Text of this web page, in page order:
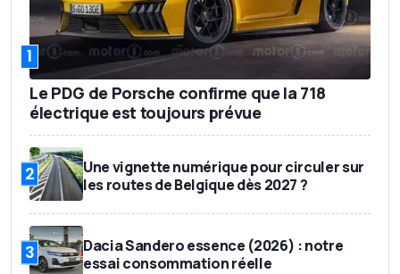
1
Le PDG de Porsche confirme que la 718
électrique est toujours prévue
2
Une vignette numérique pour circuler sur
les routes de Belgique dès 2027 ?
3
Dacia Sandero essence (2026) : notre
essai consommation réelle